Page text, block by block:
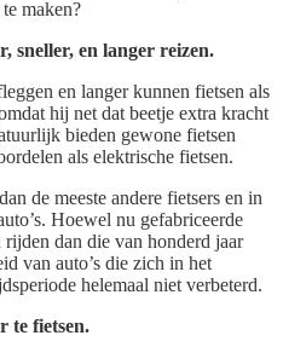
maken?
sneller, en langer reizen.
en langer kunnen fietsen als
hij net dat beetje extra kracht
bieden gewone fietsen
als elektrische fietsen.
de meeste andere fietsers en in
Hoewel nu gefabriceerde
dan die van honderd jaar
van auto’s die zich in het
helemaal niet verbeterd.
te fietsen.